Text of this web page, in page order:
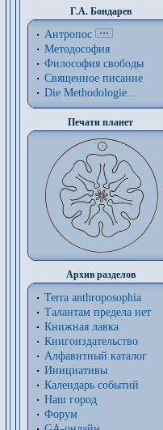
Г.А. Бондарев
Антропос
Методософия
Философия cвободы
Священное писание
Die Methodologie...
Печати планет
Архив разделов
Terra anthroposophia
Талантам предела нет
Книжная лавка
Книгоиздательство
Алфавитный каталог
Инициативы
Календарь событий
Наш город
Форум